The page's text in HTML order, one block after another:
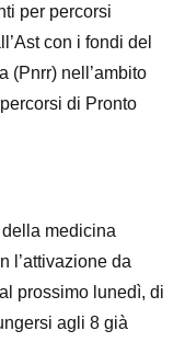
per percorsi
con i fondi del
(Pnrr) nell’ambito
di Pronto
medicina
l’attivazione da
prossimo lunedì, di
agli 8 già